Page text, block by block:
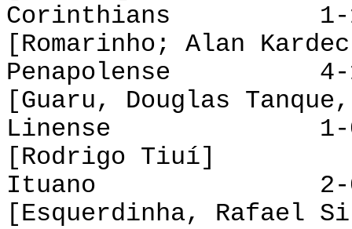
Corinthians 1-1
[Romarinho; Alan
Penapolense 4-
[Guaru, Douglas
Linense 1-0
[Rodrigo Tiuí]
Ituano 2-0
[Esquerdinha, Rafael